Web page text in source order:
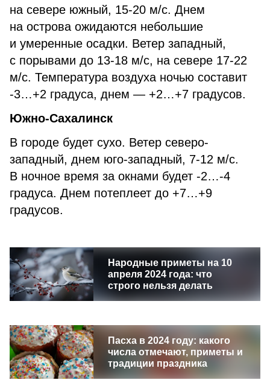
на севере южный, 15-20 м/с. Днем
на острова ожидаются небольшие
и умеренные осадки. Ветер западный,
с порывами до 13-18 м/с, на севере 17-22
м/с. Температура воздуха ночью составит
-3…+2 градуса, днем — +2…+7 градусов.
Южно-Сахалинск
В городе будет сухо. Ветер северо-
западный, днем юго-западный, 7-12 м/с.
В ночное время за окнами будет -2…-4
градуса. Днем потеплеет до +7…+9
градусов.
Народные приметы на 10
апреля 2024 года: что
строго нельзя делать
Пасха в 2024 году: какого
числа отмечают, приметы и
традиции праздника